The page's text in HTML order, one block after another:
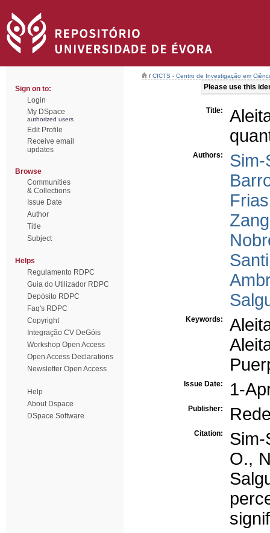
Sign on to:
Login
My DSpace
authorized users
Edit Profile
Receive email
updates
Browse
Communities
& Collections
Issue Date
Author
Title
Subject
Helps
Regulamento RDPC
Guia do Utilizador RDPC
Depósito RDPC
Faq's RDPC
Copyright
Integração CV DeGóis
Workshop Open Access
Open Access Declarations
Newsletter Open Access
Help
About Dspace
DSpace Software
/ CICTS - Centro de Investigação em
Please use this
Title:
Authors:
Sim-
Keywords:
Issue Date: 1-
Publisher:
Citation:
O.,